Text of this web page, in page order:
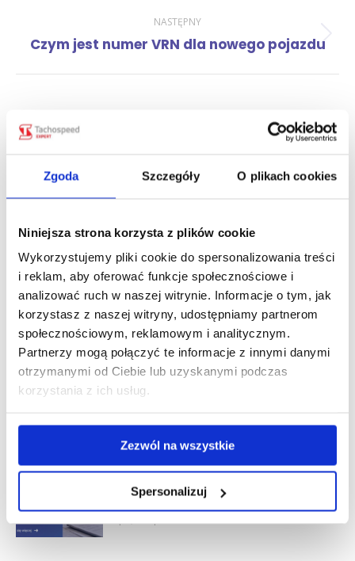
Zgoda Szczegóły O plikach cookies
Niniejsza strona korzysta z plików cookie
Wykorzystujemy pliki cookie do spersonalizowania treści
i reklam, aby oferować funkcje społecznościowe i
analizować ruch w naszej witrynie. Informacje o tym, jak
korzystasz z naszej witryny, udostępniamy partnerom
społecznościowym, reklamowym i analitycznym.
Partnerzy mogą połączyć te informacje z innymi danymi
otrzymanymi od Ciebie lub uzyskanymi podczas
korzystania z ich usług.
Zezwól na wszystkie
Spersonalizuj
NASTĘPNY
Następny
Czym jest numer VRN dla nowego pojazdu
Zniesienie opłaty e-TOLL dla pojazdów
Zwrot myta we Włoszech za korki.
Przewoźnik może odzyskać nawet
100% opłaty.
pt., 24 lip 2026
European Labour Authority (ELA)
wyjaśniła nowe obowiązki dla busów w
pt., 17 lip 2026
lipca 2026. PIP zapowiada nową jakość.